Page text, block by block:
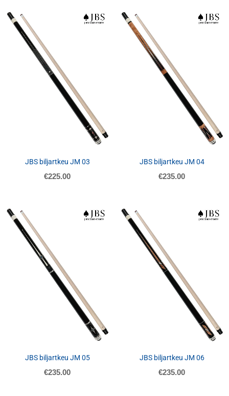
JBS biljartkeu JM 03
€225.00
JBS biljartkeu JM 04
€235.00
JBS biljartkeu JM 05
€235.00
JBS biljartkeu JM 06
€235.00